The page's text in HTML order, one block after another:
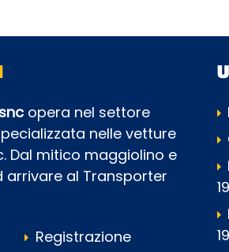
opera nel settore
nelle vetture
Dal mitico maggiolino e
arrivare al Transporter
Registrazione